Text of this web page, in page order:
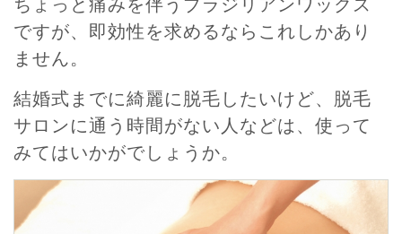
ちょっと痛みを伴うブラジリアンワックス
ですが、即効性を求めるならこれしかあり
ません。
結婚式までに綺麗に脱毛したいけど、脱毛
サロンに通う時間がない人などは、使って
みてはいかがでしょうか。